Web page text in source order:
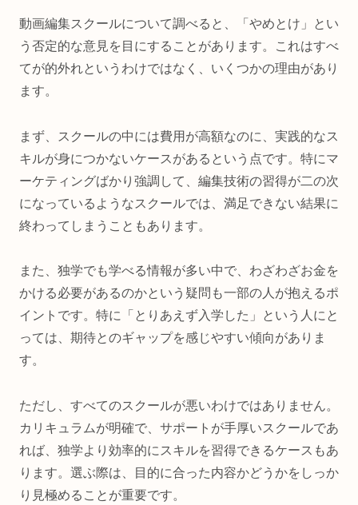
動画編集スクールについて調べると、「やめとけ」とい
う否定的な意見を目にすることがあります。これはすべ
てが的外れというわけではなく、いくつかの理由があり
ます。
まず、スクールの中には費用が高額なのに、実践的なス
キルが身につかないケースがあるという点です。特にマ
ーケティングばかり強調して、編集技術の習得が二の次
になっているようなスクールでは、満足できない結果に
終わってしまうこともあります。
また、独学でも学べる情報が多い中で、わざわざお金を
かける必要があるのかという疑問も一部の人が抱えるポ
イントです。特に「とりあえず入学した」という人にと
っては、期待とのギャップを感じやすい傾向がありま
す。
ただし、すべてのスクールが悪いわけではありません。
カリキュラムが明確で、サポートが手厚いスクールであ
れば、独学より効率的にスキルを習得できるケースもあ
ります。選ぶ際は、目的に合った内容かどうかをしっか
り見極めることが重要です。